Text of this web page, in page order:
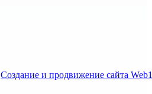
Создание и продвижение сайта